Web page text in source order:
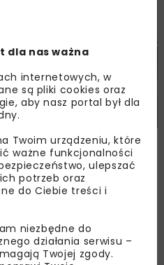
SA, www.intercity.pl
z prawem opcji na
strategii
„PKP Intercity –
zakłada, że do 2030 roku
składał z nowych oraz
dla nas ważna
internetowych, w
są pliki cookies oraz
aby nasz portal był dla
Twoim urządzeniu, które
ważne funkcjonalności
ulepszać
potrzeb oraz
do Ciebie treści i
niezbędne do
działania serwisu –
Twojej zgody.